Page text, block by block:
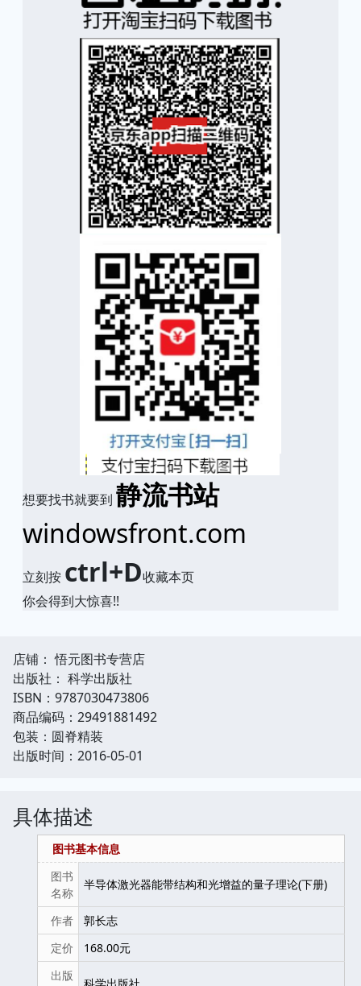
想要找书就要到 静流书站
windowsfront.com
立刻按 ctrl+D收藏本页
你会得到大惊喜!!
店铺： 悟元图书专营店
出版社： 科学出版社
ISBN：9787030473806
商品编码：29491881492
包装：圆脊精装
出版时间：2016-05-01
具体描述
图书基本信息
图书
名称
半导体激光器能带结构和光增益的量子理论(下册)
作者
郭长志
定价
168.00元
出版